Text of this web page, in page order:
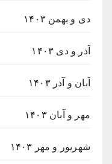
دی و بهمن ۱۴۰۳
آذر و دی ۱۴۰۳
آبان و آذر ۱۴۰۳
مهر و آبان ۱۴۰۳
شهریور و مهر ۱۴۰۳